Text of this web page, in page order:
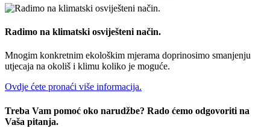
Radimo na klimatski osviješteni način.
Mnogim konkretnim ekološkim mjerama doprinosimo smanjenju
utjecaja na okoliš i klimu koliko je moguće.
Ovdje ćete pronaći više informacija.
Treba Vam pomoć oko narudžbe? Rado ćemo odgovoriti na
Vaša pitanja.